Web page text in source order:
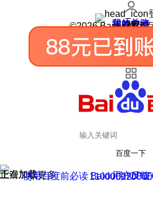
我的关注
我的收藏
皮肤中心
用户反馈
设置
©2026 Baidu 使用
百度一下
正在加载
上滑加载更多 用户反馈
使用百度前必读 Baidu 京ICP
京公网安备